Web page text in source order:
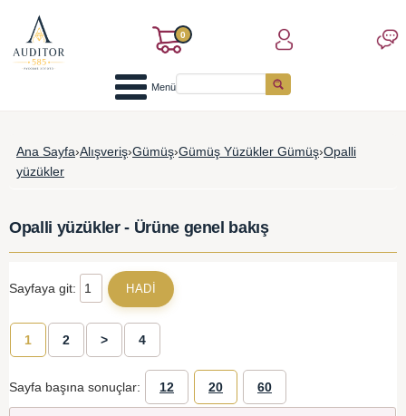
0
Menü
Ana Sayfa›Alışveriş›Gümüş›Gümüş Yüzükler Gümüş›Opalli
yüzükler
Opalli yüzükler - Ürüne genel bakış
Sayfaya git:
1 2 > 4
Sayfa başına sonuçlar: 12 20 60